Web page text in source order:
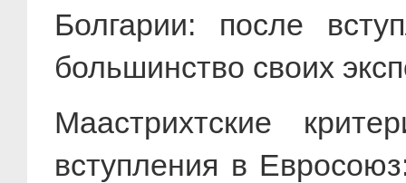
Болгарии: после
большинство своих
Маастрихтские
вступления в